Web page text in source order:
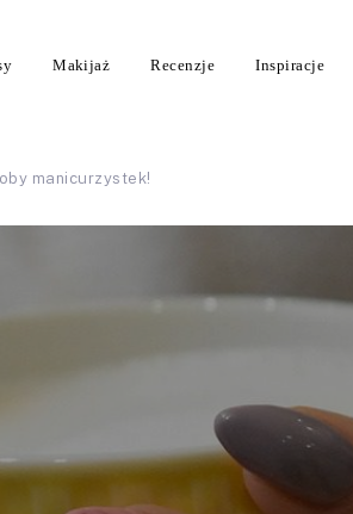
Makijaż Recenzje Inspiracje
manicurzystek!